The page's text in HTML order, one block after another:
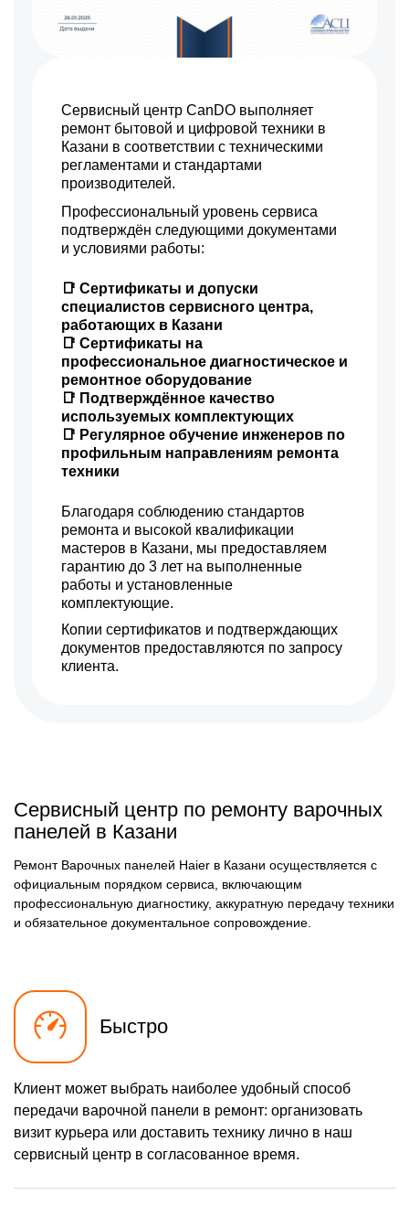
Сервисный центр CanDO выполняет
ремонт бытовой и цифровой техники в
Казани в соответствии с техническими
регламентами и стандартами
производителей.
Профессиональный уровень сервиса
подтверждён следующими документами
и условиями работы:
📑 Сертификаты и допуски
специалистов сервисного центра,
работающих в Казани
📑 Сертификаты на
профессиональное диагностическое и
ремонтное оборудование
📑 Подтверждённое качество
используемых комплектующих
📑 Регулярное обучение инженеров по
профильным направлениям ремонта
техники
Благодаря соблюдению стандартов
ремонта и высокой квалификации
мастеров в Казани, мы предоставляем
гарантию до 3 лет на выполненные
работы и установленные
комплектующие.
Копии сертификатов и подтверждающих
документов предоставляются по запросу
клиента.
Сервисный центр по ремонту варочных
панелей в Казани
Ремонт Варочных панелей Haier в Казани осуществляется с
официальным порядком сервиса, включающим
профессиональную диагностику, аккуратную передачу техники
и обязательное документальное сопровождение.
Быстро
Клиент может выбрать наиболее удобный способ
передачи варочной панели в ремонт: организовать
визит курьера или доставить технику лично в наш
сервисный центр в согласованное время.